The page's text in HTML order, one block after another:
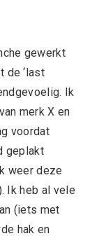
gewerkt
de ‘last
Ik
merk X en
voordat
geplakt
weer deze
Ik heb al vele
(iets met
hak en